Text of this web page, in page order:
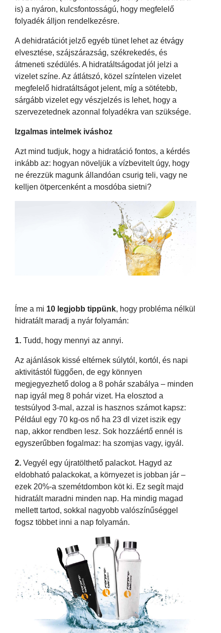
is) a nyáron, kulcsfontosságú, hogy megfelelő
folyadék álljon rendelkezésre.
A dehidratációt jelző egyéb tünet lehet az étvágy
elvesztése, szájszárazság, székrekedés, és
átmeneti szédülés. A hidratáltságodat jól jelzi a
vizelet színe. Az átlátszó, közel színtelen vizelet
megfelelő hidratáltságot jelent, míg a sötétebb,
sárgább vizelet egy vészjelzés is lehet, hogy a
szervezetednek azonnal folyadékra van szüksége.
Izgalmas intelmek iváshoz
Azt mind tudjuk, hogy a hidratáció fontos, a kérdés
inkább az: hogyan növeljük a vízbevitelt úgy, hogy
ne érezzük magunk állandóan csurig teli, vagy ne
kelljen ötpercenként a mosdóba sietni?
Íme a mi 10 legjobb tippünk, hogy probléma nélkül
hidratált maradj a nyár folyamán:
1. Tudd, hogy mennyi az annyi.
Az ajánlások kissé eltérnek súlytól, kortól, és napi
aktivitástól függően, de egy könnyen
megjegyezhető dolog a 8 pohár szabálya – minden
nap igyál meg 8 pohár vizet. Ha elosztod a
testsúlyod 3-mal, azzal is hasznos számot kapsz:
Például egy 70 kg-os nő ha 23 dl vizet iszik egy
nap, akkor rendben lesz. Sok hozzáértő ennél is
egyszerűbben fogalmaz: ha szomjas vagy, igyál.
2. Vegyél egy újratölthető palackot. Hagyd az
eldobható palackokat, a környezet is jobban jár –
ezek 20%-a szemétdombon köt ki. Ez segít majd
hidratált maradni minden nap. Ha mindig magad
mellett tartod, sokkal nagyobb valószínűséggel
fogsz többet inni a nap folyamán.